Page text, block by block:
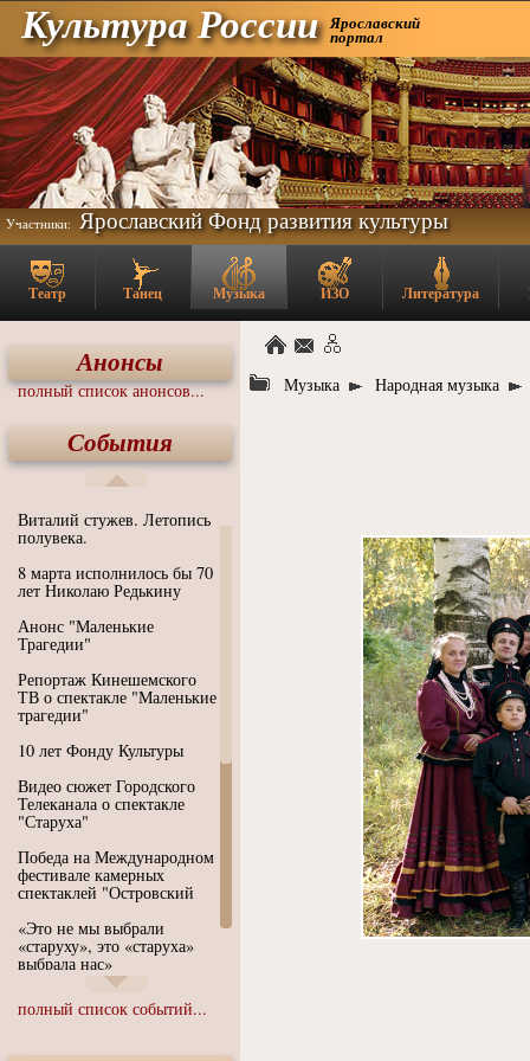
Культура России Ярославский
портал
Участники: Ярославский Фонд развития культуры
Театр Танец Музыка ИЗО Литература
Анонсы
полный список анонсов...
События
Виталий стужев. Летопись
полувека.
8 марта исполнилось бы 70
лет Николаю Редькину
Анонс "Маленькие
Трагедии"
Репортаж Кинешемского
ТВ о спектакле "Маленькие
трагедии"
10 лет Фонду Культуры
Видео сюжет Городского
Телеканала о спектакле
"Старуха"
Победа на Международном
фестивале камерных
спектаклей "Островский
«Это не мы выбрали
«старуху», это «старуха»
выбрала нас»
Иммерсивный спектакль
"Язык чистого полета
полный список событий...
Музыка Народная музыка